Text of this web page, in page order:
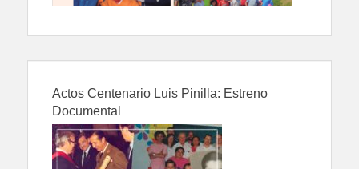
Actos Centenario Luis Pinilla: Estreno
Documental